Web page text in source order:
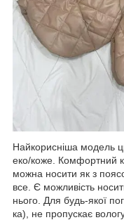
Найкорисніша модель
еко/коже. Комфортний
можна носити як з
все. Є можливість
нього. Для будь-якої
ка), не пропускає